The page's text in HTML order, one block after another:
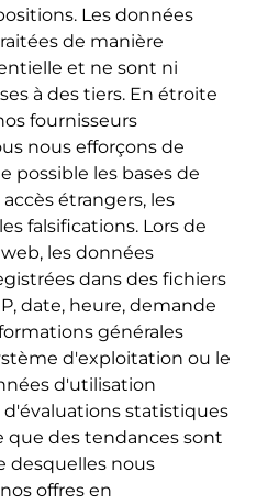
Les données
de manière
et ne sont ni
à des tiers. En étroite
fournisseurs
nous efforçons de
possible les bases de
étrangers, les
falsifications. Lors de
les données
dans des fichiers
date, heure, demande
générales
d'exploitation ou le
d'utilisation
statistiques
que des tendances sont
desquelles nous
offres en